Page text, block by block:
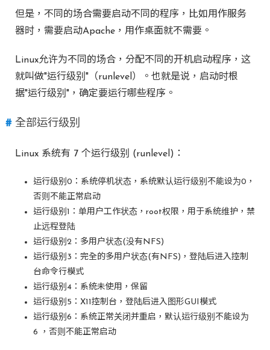
但是，不同的场合需要启动不同的程序，比如用作服务
器时，需要启动Apache，用作桌面就不需要。
Linux允许为不同的场合，分配不同的开机启动程序，这
就叫做"运行级别"（runlevel）。也就是说，启动时根
据"运行级别"，确定要运行哪些程序。
全部运行级别
Linux 系统有 7 个运行级别 (runlevel)：
运行级别0：系统停机状态，系统默认运行级别不能设为0，
否则不能正常启动
运行级别1：单用户工作状态，root权限，用于系统维护，禁
止远程登陆
运行级别2：多用户状态(没有NFS)
运行级别3：完全的多用户状态(有NFS)，登陆后进入控制
台命令行模式
运行级别4：系统未使用，保留
运行级别5：X11控制台，登陆后进入图形GUI模式
运行级别6：系统正常关闭并重启，默认运行级别不能设为
6 ，否则不能正常启动